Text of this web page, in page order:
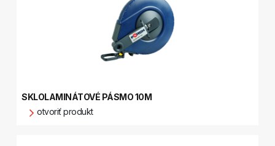
SKLOLAMINÁTOVÉ PÁSMO 10M
otvoriť produkt